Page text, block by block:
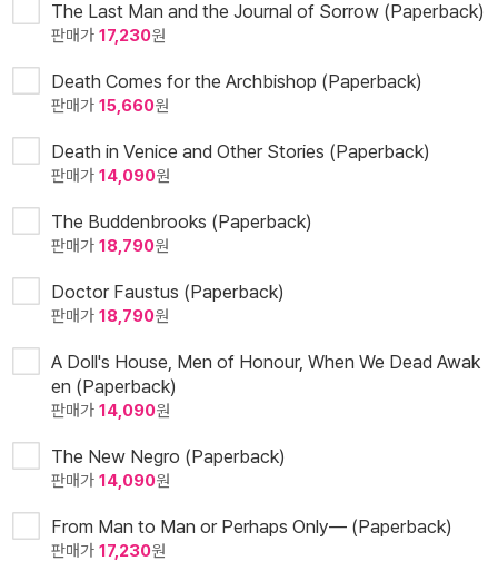
The Last Man and the Journal of Sorrow (Paperback)
판매가 17,230원
Death Comes for the Archbishop (Paperback)
판매가 15,660원
Death in Venice and Other Stories (Paperback)
판매가 14,090원
The Buddenbrooks (Paperback)
판매가 18,790원
Doctor Faustus (Paperback)
판매가 18,790원
A Doll's House, Men of Honour, When We Dead Awak
en (Paperback)
판매가 14,090원
The New Negro (Paperback)
판매가 14,090원
From Man to Man or Perhaps Only— (Paperback)
판매가 17,230원